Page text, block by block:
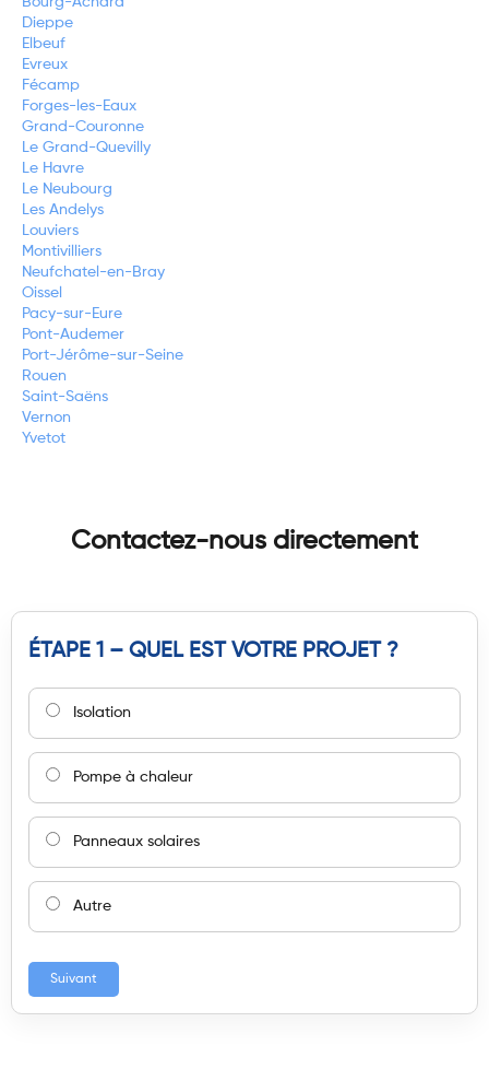
Dieppe
Elbeuf
Evreux
Fécamp
Forges-les-Eaux
Grand-Couronne
Le Grand-Quevilly
Le Havre
Le Neubourg
Les Andelys
Louviers
Montivilliers
Neufchatel-en-Bray
Oissel
Pacy-sur-Eure
Pont-Audemer
Port-Jérôme-sur-Seine
Rouen
Saint-Saëns
Vernon
Yvetot
Contactez-nous directement
ÉTAPE 1 – QUEL EST VOTRE PROJET ?
Isolation
Pompe à chaleur
Panneaux solaires
Autre
Suivant